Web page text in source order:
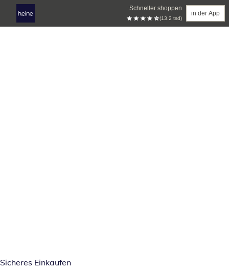
Schneller shoppen
(13.2 tsd)
in der App
Sicheres Einkaufen